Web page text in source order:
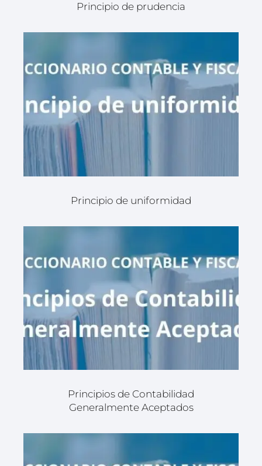
Principio de prudencia
Principio de uniformidad
Principios de Contabilidad
Generalmente Aceptados